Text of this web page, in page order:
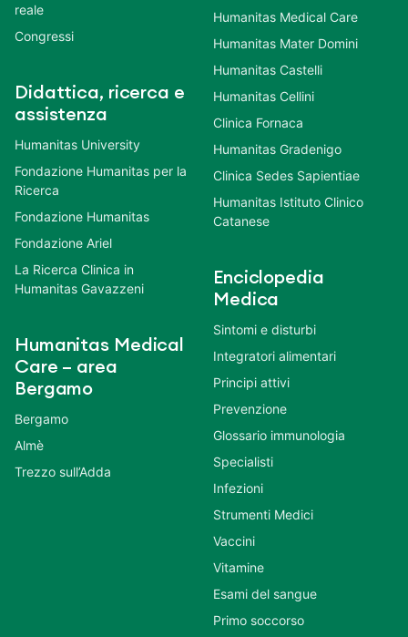
reale
Congressi
Didattica, ricerca e
assistenza
Humanitas University
Fondazione Humanitas per la
Ricerca
Fondazione Humanitas
Fondazione Ariel
La Ricerca Clinica in
Humanitas Gavazzeni
Humanitas Medical
Care – area
Bergamo
Bergamo
Almè
Trezzo sull’Adda
Humanitas Medical Care
Humanitas Mater Domini
Humanitas Castelli
Humanitas Cellini
Clinica Fornaca
Humanitas Gradenigo
Clinica Sedes Sapientiae
Humanitas Istituto Clinico
Catanese
Enciclopedia
Medica
Sintomi e disturbi
Integratori alimentari
Principi attivi
Prevenzione
Glossario immunologia
Specialisti
Infezioni
Strumenti Medici
Vaccini
Vitamine
Esami del sangue
Primo soccorso